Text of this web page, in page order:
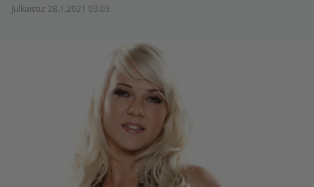
Julkaistu: 28.1.2021 03:03